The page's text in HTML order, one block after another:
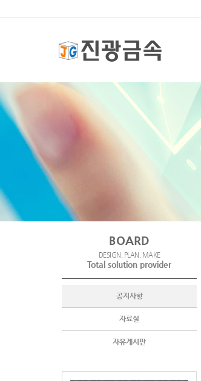
BOARD
DESIGN, PLAN, MAKE
Total solution provider
공지사항
자료실
자유게시판